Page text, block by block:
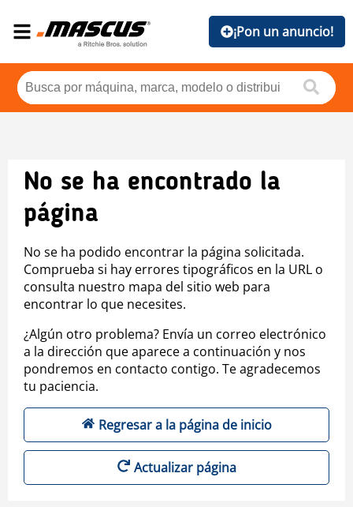
¡Pon un anuncio!
No se ha encontrado la
página
No se ha podido encontrar la página solicitada.
Comprueba si hay errores tipográficos en la URL o
consulta nuestro mapa del sitio web para
encontrar lo que necesites.
¿Algún otro problema? Envía un correo electrónico
a la dirección que aparece a continuación y nos
pondremos en contacto contigo. Te agradecemos
tu paciencia.
Regresar a la página de inicio
Actualizar página